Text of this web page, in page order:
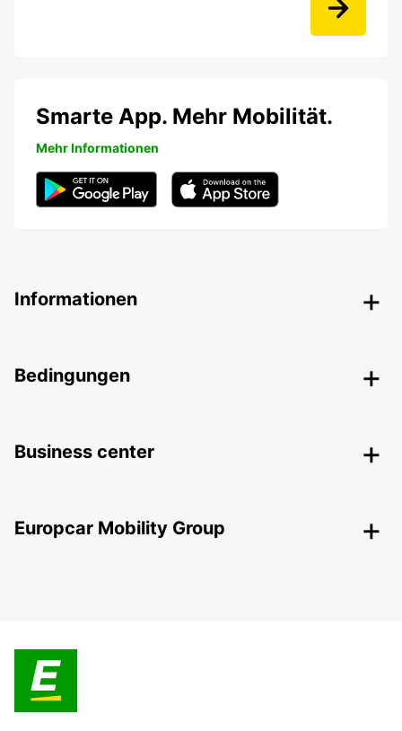
Smarte App. Mehr Mobilität.
Mehr Informationen
Informationen
Bedingungen
Business center
Europcar Mobility Group